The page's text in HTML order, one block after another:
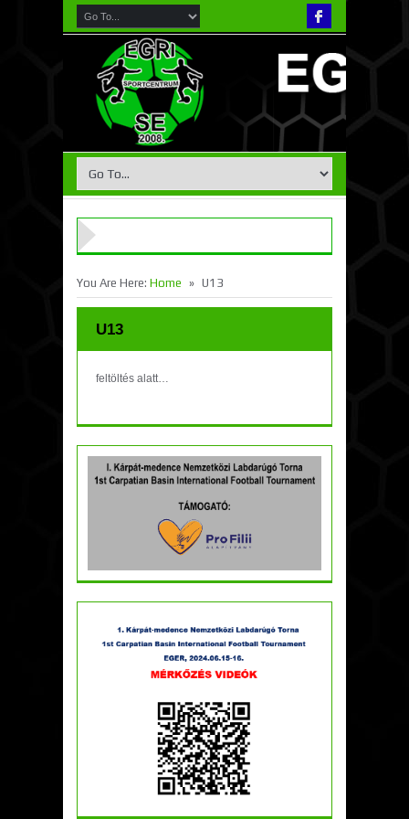
You Are Here: Home » U13
U13
feltöltés alatt…